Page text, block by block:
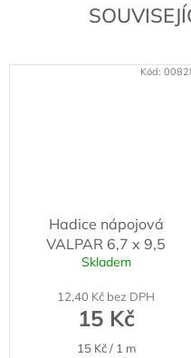
Hadice nápojová
VALPAR 6,7 x 9,5
Skladem
12,40 Kč bez DPH
15 Kč
Měrná
15 Kč / 1 m
Kód: